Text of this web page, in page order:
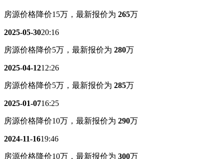
房源价格降价15万，最新报价为 265万
2025-05-3020:16
房源价格降价5万，最新报价为 280万
2025-04-1212:26
房源价格降价5万，最新报价为 285万
2025-01-0716:25
房源价格降价10万，最新报价为 290万
2024-11-1619:46
房源价格降价10万，最新报价为 300万